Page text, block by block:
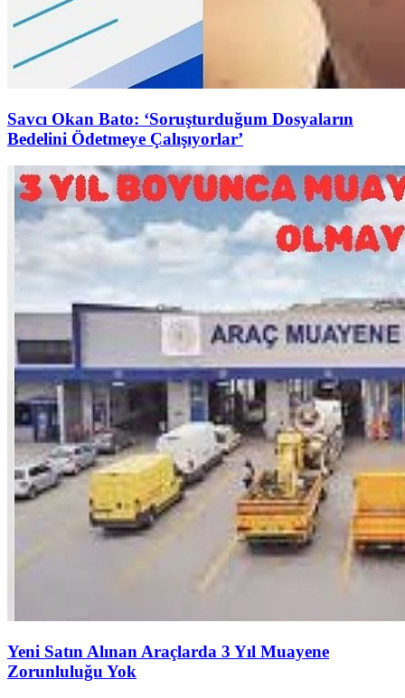
Savcı Okan Bato: ‘Soruşturduğum Dosyaların
Bedelini Ödetmeye Çalışıyorlar’
Yeni Satın Alınan Araçlarda 3 Yıl Muayene
Zorunluluğu Yok